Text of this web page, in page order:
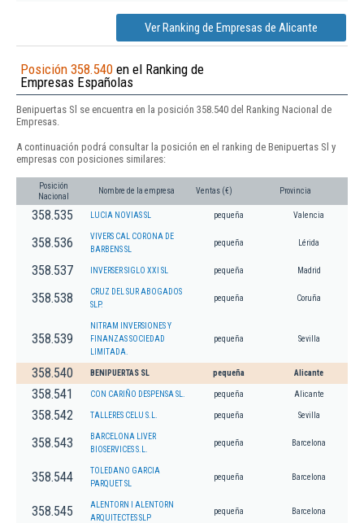
Ver Ranking de Empresas de Alicante
Posición 358.540 en el Ranking de
Empresas Españolas
Benipuertas Sl se encuentra en la posición 358.540 del Ranking Nacional de
Empresas.
A continuación podrá consultar la posición en el ranking de Benipuertas Sl y
empresas con posiciones similares:
Posición
Nacional
Nombre de la empresa Ventas (€) Provincia
358.535 LUCIA NOVIAS SL pequeña Valencia
358.536
VIVERS CAL CORONA DE
BARBENS SL
pequeña Lérida
358.537 INVERSER SIGLO XXI SL pequeña Madrid
358.538
CRUZ DEL SUR ABOGADOS
SLP.
pequeña Coruña
358.539
NITRAM INVERSIONES Y
FINANZAS SOCIEDAD
LIMITADA.
pequeña Sevilla
358.540 BENIPUERTAS SL pequeña Alicante
358.541 CON CARIÑO DESPENSA SL. pequeña Alicante
358.542 TALLERES CELU S.L. pequeña Sevilla
358.543
BARCELONA LIVER
BIOSERVICES S.L.
pequeña Barcelona
358.544
TOLEDANO GARCIA
PARQUET SL
pequeña Barcelona
358.545
ALENTORN I ALENTORN
ARQUITECTES SLP
pequeña Barcelona